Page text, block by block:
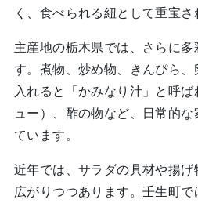
く、食べられる紐として重宝さ
主産地の栃木県では、さらに多
す。煮物、炒め物、きんぴら
入れると「かみなり汁」と呼
ュー）、酢の物など、日常的
ています。
近年では、サラダの具材や揚
広がりつつあります。壬生町